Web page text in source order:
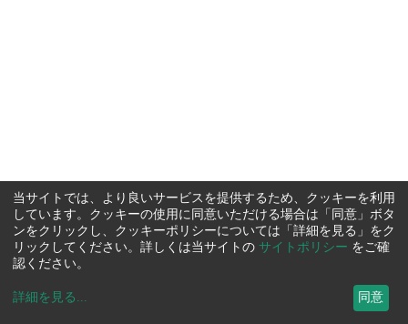
当サイトでは、より良いサービスを提供するため、クッキーを利用
しています。クッキーの使用に同意いただける場合は「同意」ボタ
ンをクリックし、クッキーポリシーについては「詳細を見る」をク
リックしてください。詳しくは当サイトの サイトポリシー をご確
認ください。
詳細を見る ... 同意